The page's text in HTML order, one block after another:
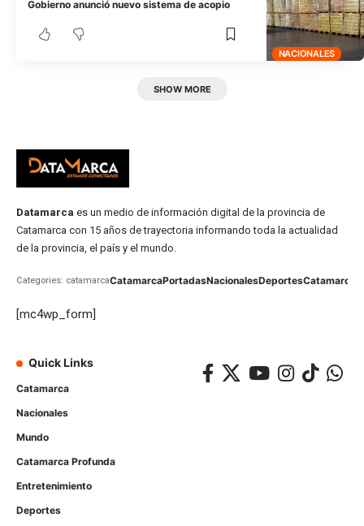
NACIONALES
Gobierno anunció nuevo sistema de acopio
SHOW MORE
Datamarca es un medio de información digital de la provincia de
Catamarca con 15 años de trayectoria informando toda la actualidad
de la provincia, el país y el mundo.
Categories: catamarcaCatamarcaPortadasNacionalesDeportesCatamarca
[mc4wp_form]
Quick Links
Catamarca
Nacionales
Mundo
Catamarca Profunda
Entretenimiento
Deportes